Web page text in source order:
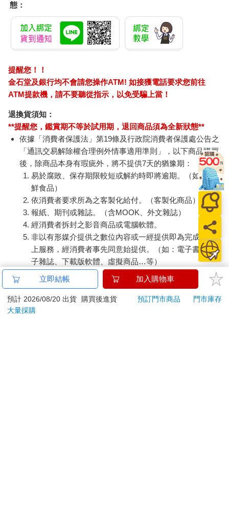
態：
提醒您！！
金石堂及銀行均不會請您操作ATM! 如接獲電話要求您前往
ATM提款機，請不要聽從指示，以免受騙上當！
退換貨須知：
**提醒您，鑑賞期不等於試用期，退回商品須為全新狀態**
依據「消費者保護法」第19條及行政院消費者保護處公告之
「通訊交易解除權合理例外情事適用準則」，以下商品購買
後，除商品本身有瑕疵外，將不提供7天的猶豫期：
易於腐敗、保存期限較短或解約時即將逾期。（如：生
鮮食品）
依消費者要求所為之客製化給付。（客製化商品）
報紙、期刊或雜誌。（含MOOK、外文雜誌）
經消費者拆封之影音商品或電腦軟體。
非以有形媒介提供之數位內容或一經提供即為完成之線
上服務，經消費者事先同意始提供。（如：電子書、電
子雜誌、下載版軟體、虛擬商品…等）
已拆封之個人衛生用品。（如：內衣褲、刮鬍刀、除毛
若非上列種類商品，均享有到貨7天的猶豫期（含例假
日）。
立即結帳 加入購物車
預計 2026/08/20 出貨 購買後進貨 預訂門市商品
門市庫存
大量採購